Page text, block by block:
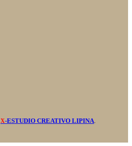
X-ESTUDIO CREATIVO LIPINA